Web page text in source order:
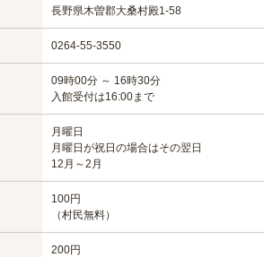
長野県木曽郡大桑村殿1-58
0264-55-3550
09時00分 ～ 16時30分
入館受付は16:00まで
月曜日
月曜日が祝日の場合はその翌日
12月～2月
100円
（村民無料）
200円